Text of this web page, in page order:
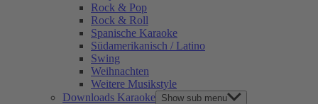
Rock & Pop
Rock & Roll
Spanische Karaoke
Südamerikanisch / Latino
Swing
Weihnachten
Weitere Musikstyle
Downloads Karaoke Show sub menu